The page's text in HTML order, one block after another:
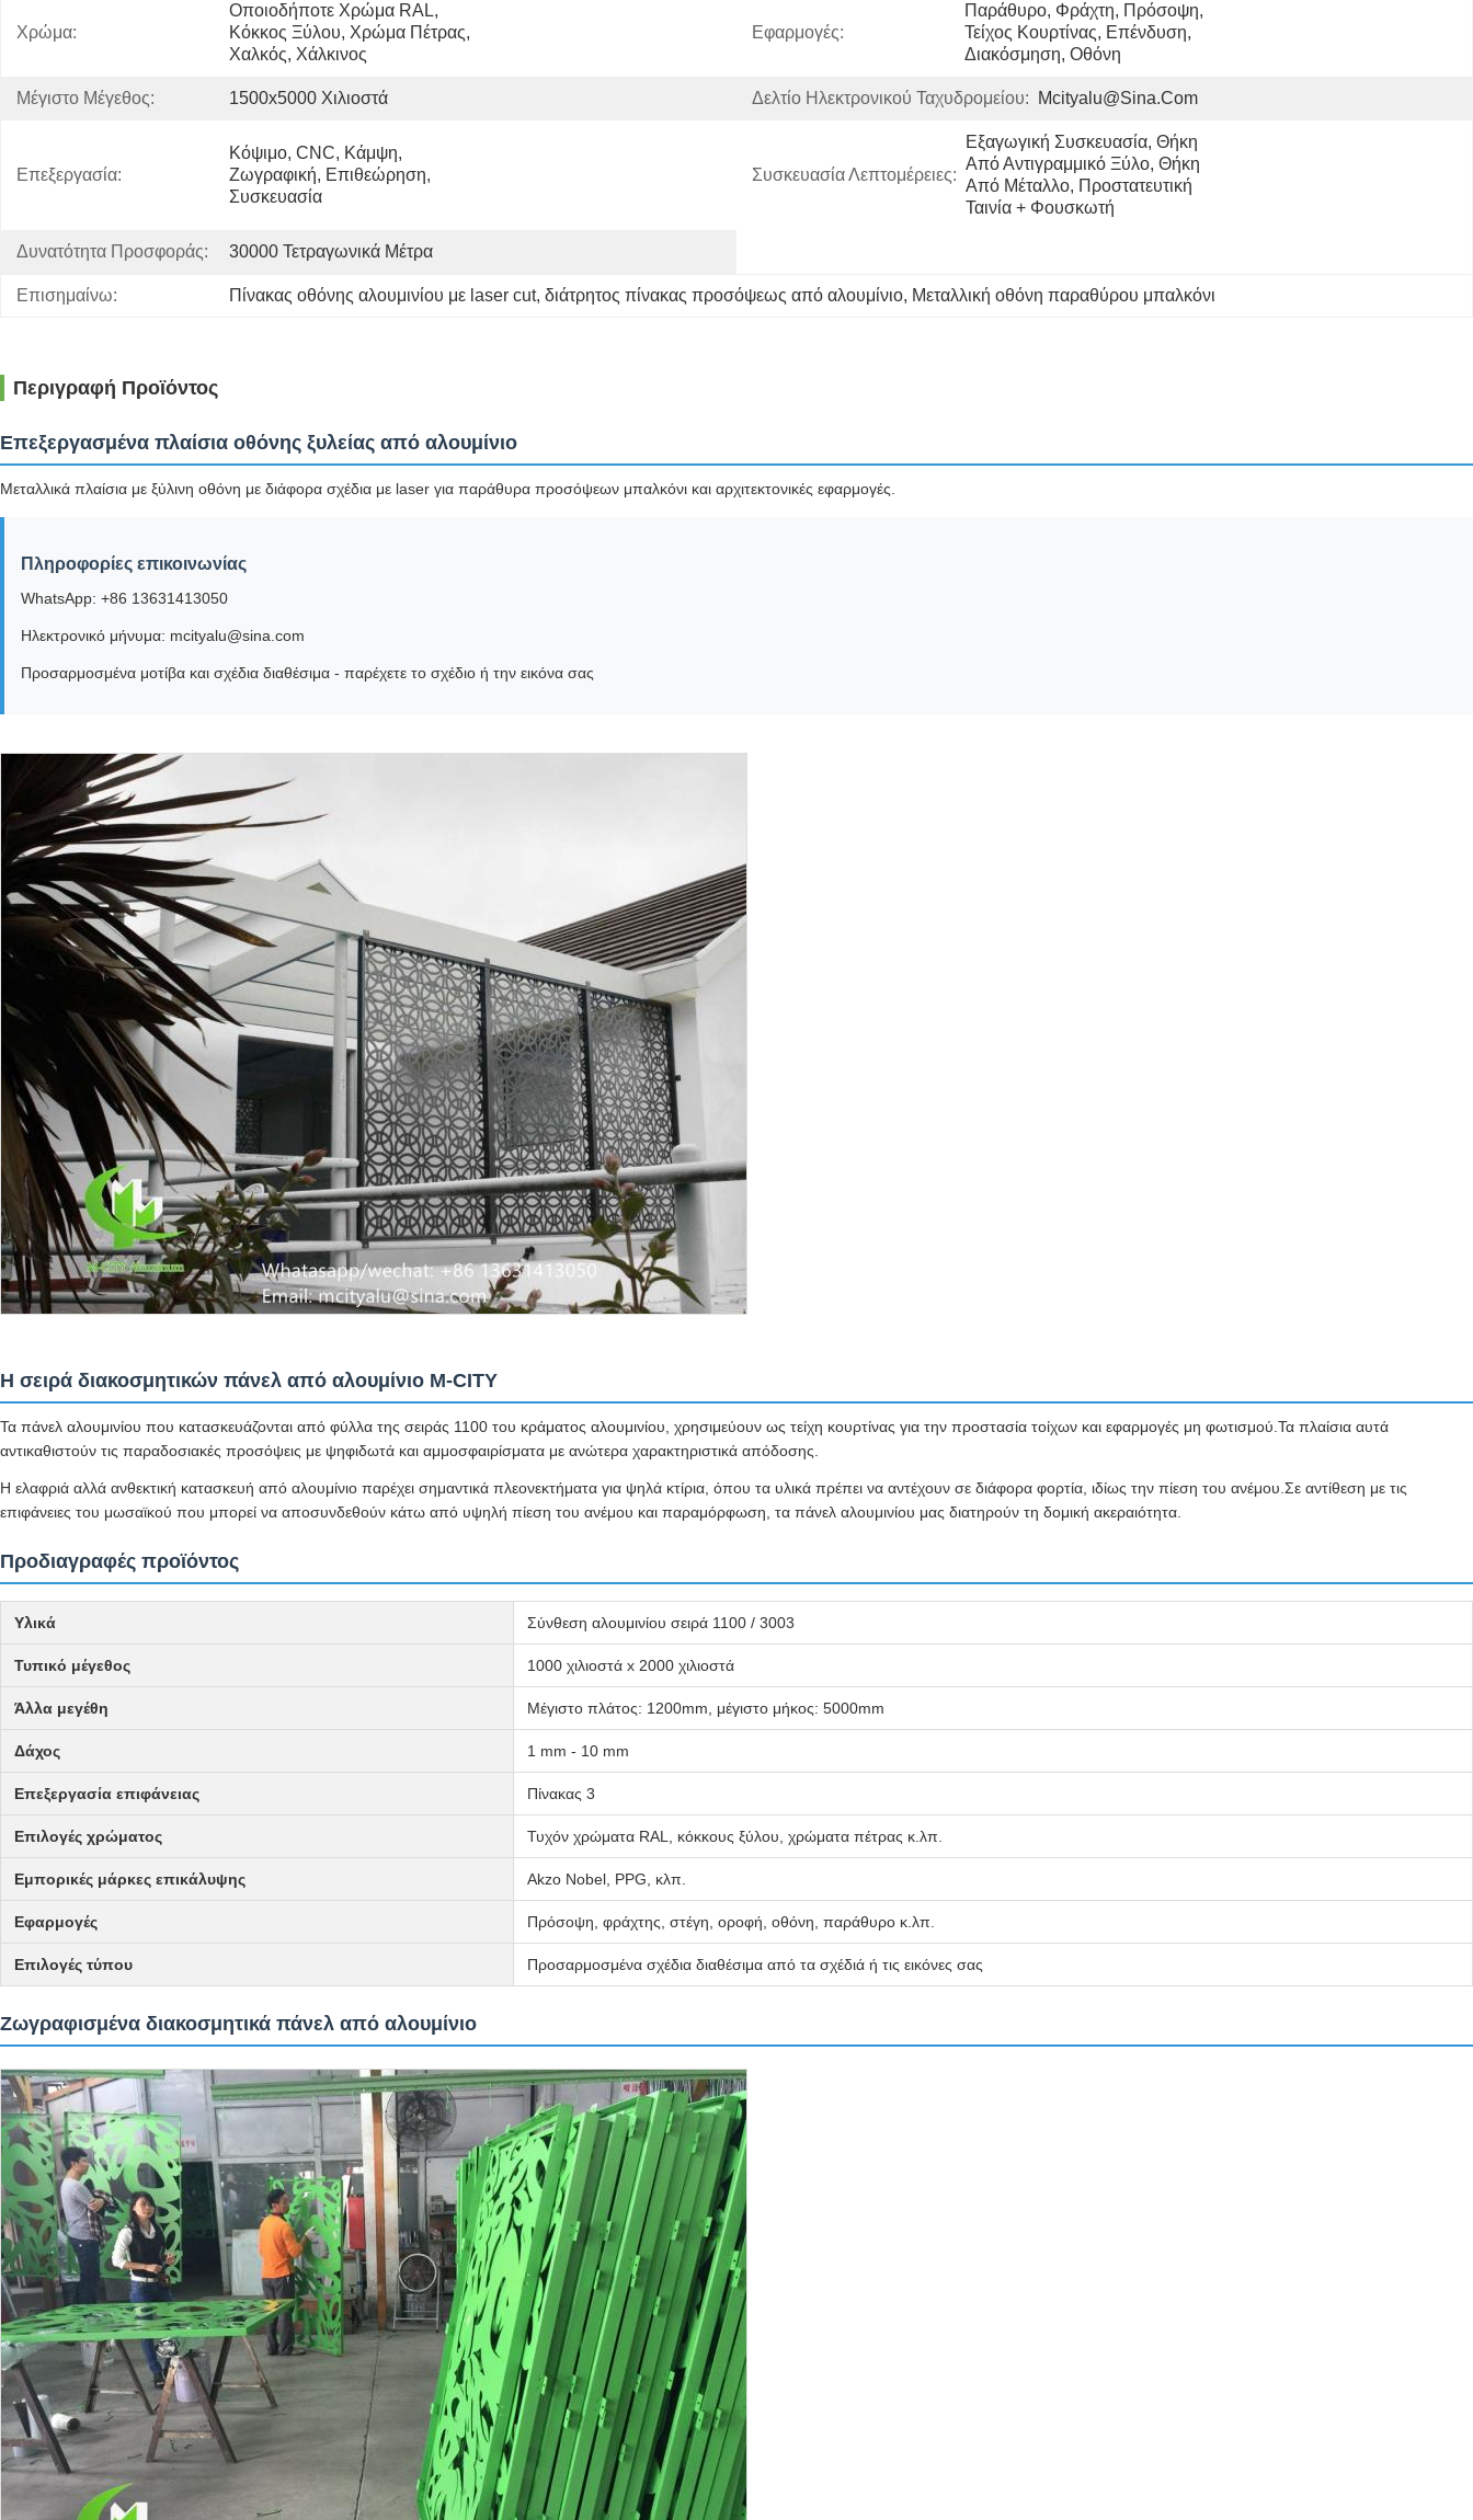
Χρώμα:
Οποιοδήποτε Χρώμα RAL,
Κόκκος Ξύλου, Χρώμα Πέτρας,
Χαλκός, Χάλκινος
Εφαρμογές:
Παράθυρο, Φράχτη, Πρόσοψη,
Τείχος Κουρτίνας, Επένδυση,
Διακόσμηση, Οθόνη
Μέγιστο Μέγεθος: 1500x5000 Χιλιοστά Δελτίο Ηλεκτρονικού Ταχυδρομείου: Mcityalu@sina.com
Επεξεργασία:
Κόψιμο, CNC, Κάμψη,
Ζωγραφική, Επιθεώρηση,
Συσκευασία
Συσκευασία Λεπτομέρειες:
Εξαγωγική Συσκευασία, Θήκη
Από Αντιγραμμικό Ξύλο, Θήκη
Από Μέταλλο, Προστατευτική
Ταινία + Φουσκωτή
Δυνατότητα Προσφοράς: 30000 Τετραγωνικά Μέτρα
Επισημαίνω: Πίνακας οθόνης αλουμινίου με laser cut, διάτρητος πίνακας προσόψεως από αλουμίνιο, Μεταλλική οθόνη παραθύρου μπαλκόνι
Περιγραφή Προϊόντος
Επεξεργασμένα πλαίσια οθόνης ξυλείας από αλουμίνιο
Μεταλλικά πλαίσια με ξύλινη οθόνη με διάφορα σχέδια με laser για παράθυρα προσόψεων μπαλκόνι και αρχιτεκτονικές εφαρμογές.
Πληροφορίες επικοινωνίας
WhatsApp: +86 13631413050
Ηλεκτρονικό μήνυμα: mcityalu@sina.com
Προσαρμοσμένα μοτίβα και σχέδια διαθέσιμα - παρέχετε το σχέδιο ή την εικόνα σας
Η σειρά διακοσμητικών πάνελ από αλουμίνιο M-CITY
Τα πάνελ αλουμινίου που κατασκευάζονται από φύλλα της σειράς 1100 του κράματος αλουμινίου, χρησιμεύουν ως τείχη κουρτίνας για την προστασία τοίχων και εφαρμογές μη φωτισμού.Τα πλαίσια αυτά
αντικαθιστούν τις παραδοσιακές προσόψεις με ψηφιδωτά και αμμοσφαιρίσματα με ανώτερα χαρακτηριστικά απόδοσης.
Η ελαφριά αλλά ανθεκτική κατασκευή από αλουμίνιο παρέχει σημαντικά πλεονεκτήματα για ψηλά κτίρια, όπου τα υλικά πρέπει να αντέχουν σε διάφορα φορτία, ιδίως την πίεση του ανέμου.Σε αντίθεση με τις
επιφάνειες του μωσαϊκού που μπορεί να αποσυνδεθούν κάτω από υψηλή πίεση του ανέμου και παραμόρφωση, τα πάνελ αλουμινίου μας διατηρούν τη δομική ακεραιότητα.
Προδιαγραφές προϊόντος
Υλικά Σύνθεση αλουμινίου σειρά 1100 / 3003
Τυπικό μέγεθος 1000 χιλιοστά x 2000 χιλιοστά
Άλλα μεγέθη Μέγιστο πλάτος: 1200mm, μέγιστο μήκος: 5000mm
Δάχος 1 mm - 10 mm
Επεξεργασία επιφάνειας Πίνακας 3
Επιλογές χρώματος Τυχόν χρώματα RAL, κόκκους ξύλου, χρώματα πέτρας κ.λπ.
Εμπορικές μάρκες επικάλυψης Akzo Nobel, PPG, κλπ.
Εφαρμογές Πρόσοψη, φράχτης, στέγη, οροφή, οθόνη, παράθυρο κ.λπ.
Επιλογές τύπου Προσαρμοσμένα σχέδια διαθέσιμα από τα σχέδιά ή τις εικόνες σας
Ζωγραφισμένα διακοσμητικά πάνελ από αλουμίνιο